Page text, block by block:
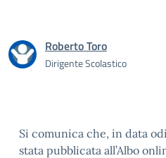
Roberto Toro
Dirigente Scolastico
Si comunica che, in data
stata pubblicata all’Albo